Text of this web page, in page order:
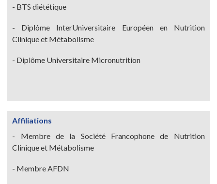
Titres
Diplômes
- BTS diététique
- Diplôme InterUniversitaire Européen en Nutrition
Clinique et Métabolisme
- Diplôme Universitaire Micronutrition
Affiliations
Affiliations
- Membre de la Société Francophone de Nutrition
Clinique et Métabolisme
- Membre AFDN